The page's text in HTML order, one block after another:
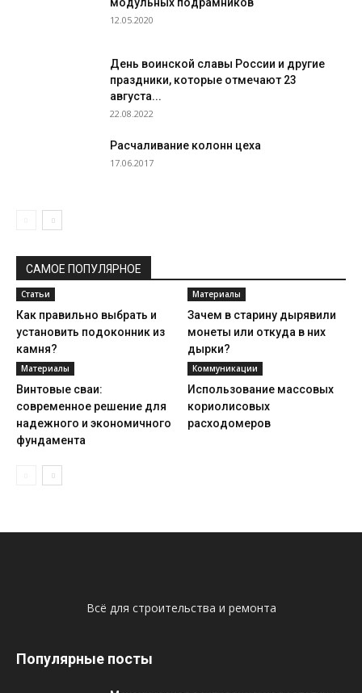
12.05.2020
День воинской славы России и другие
праздники, которые отмечают 23
августа...
22.08.2022
Расчаливание колонн цеха
17.06.2017
САМОЕ ПОПУЛЯРНОЕ
Статьи
Как правильно выбрать и
установить подоконник из
камня?
Материалы
Зачем в старину дырявили
монеты или откуда в них
дырки?
Материалы
Винтовые сваи:
современное решение для
надежного и экономичного
фундамента
Коммуникации
Использование массовых
кориолисовых
расходомеров
Всё для строительства и ремонта
Популярные посты